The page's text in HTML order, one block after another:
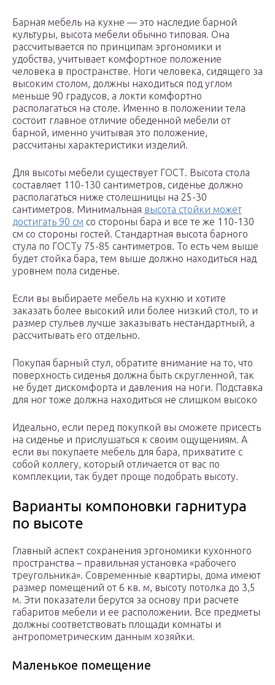
Барная мебель на кухне — это наследие барной
культуры, высота мебели обычно типовая. Она
рассчитывается по принципам эргономики и
удобства, учитывает комфортное положение
человека в пространстве. Ноги человека, сидящего за
высоким столом, должны находиться под углом
меньше 90 градусов, а локти комфортно
располагаться на столе. Именно в положении тела
состоит главное отличие обеденной мебели от
барной, именно учитывая это положение,
рассчитаны характеристики изделий.
Для высоты мебели существует ГОСТ. Высота стола
составляет 110-130 сантиметров, сиденье должно
располагаться ниже столешницы на 25-30
сантиметров. Минимальная высота стойки может
достигать 90 см со стороны бара и все те же 110-130
см со стороны гостей. Стандартная высота барного
стула по ГОСТу 75-85 сантиметров. То есть чем выше
будет стойка бара, тем выше должно находиться над
уровнем пола сиденье.
Если вы выбираете мебель на кухню и хотите
заказать более высокий или более низкий стол, то и
размер стульев лучше заказывать нестандартный, а
рассчитывать его отдельно.
Покупая барный стул, обратите внимание на то, что
поверхность сиденья должна быть скругленной, так
не будет дискомфорта и давления на ноги. Подставка
для ног тоже должна находиться не слишком высоко
Идеально, если перед покупкой вы сможете присесть
на сиденье и прислушаться к своим ощущениям. А
если вы покупаете мебель для бара, прихватите с
собой коллегу, который отличается от вас по
комплекции, так будет проще подобрать высоту.
Варианты компоновки гарнитура
по высоте
Главный аспект сохранения эргономики кухонного
пространства – правильная установка «рабочего
треугольника». Современные квартиры, дома имеют
размер помещений от 6 кв. м, высоту потолка до 3,5
м. Эти показатели берутся за основу при расчете
габаритов мебели и ее расположении. Все предметы
должны соответствовать площади комнаты и
антропометрическим данным хозяйки.
Маленькое помещение